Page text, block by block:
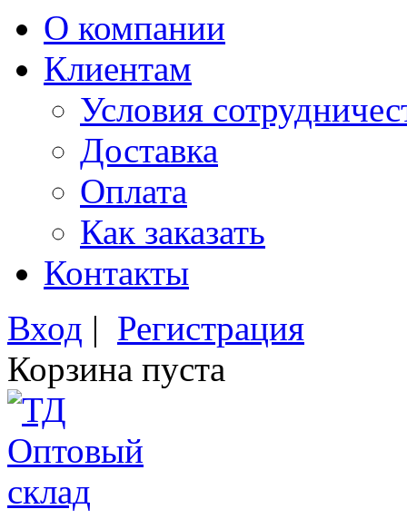
О компании
Клиентам
Условия
Доставка
Оплата
Как заказать
Контакты
Вход | Регистрация
Корзина пуста